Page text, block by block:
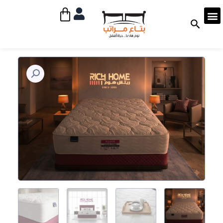
تخطي
إلى
Cart